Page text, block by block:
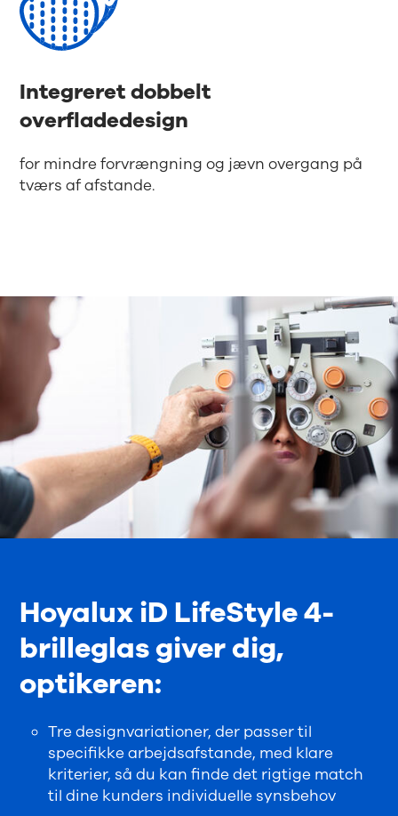
Integreret dobbelt
overfladedesign
for mindre forvrængning og jævn overgang på
tværs af afstande.
Hoyalux iD LifeStyle 4-
brilleglas giver dig,
optikeren:
Tre designvariationer, der passer til
specifikke arbejdsafstande, med klare
kriterier, så du kan finde det rigtige match
til dine kunders individuelle synsbehov